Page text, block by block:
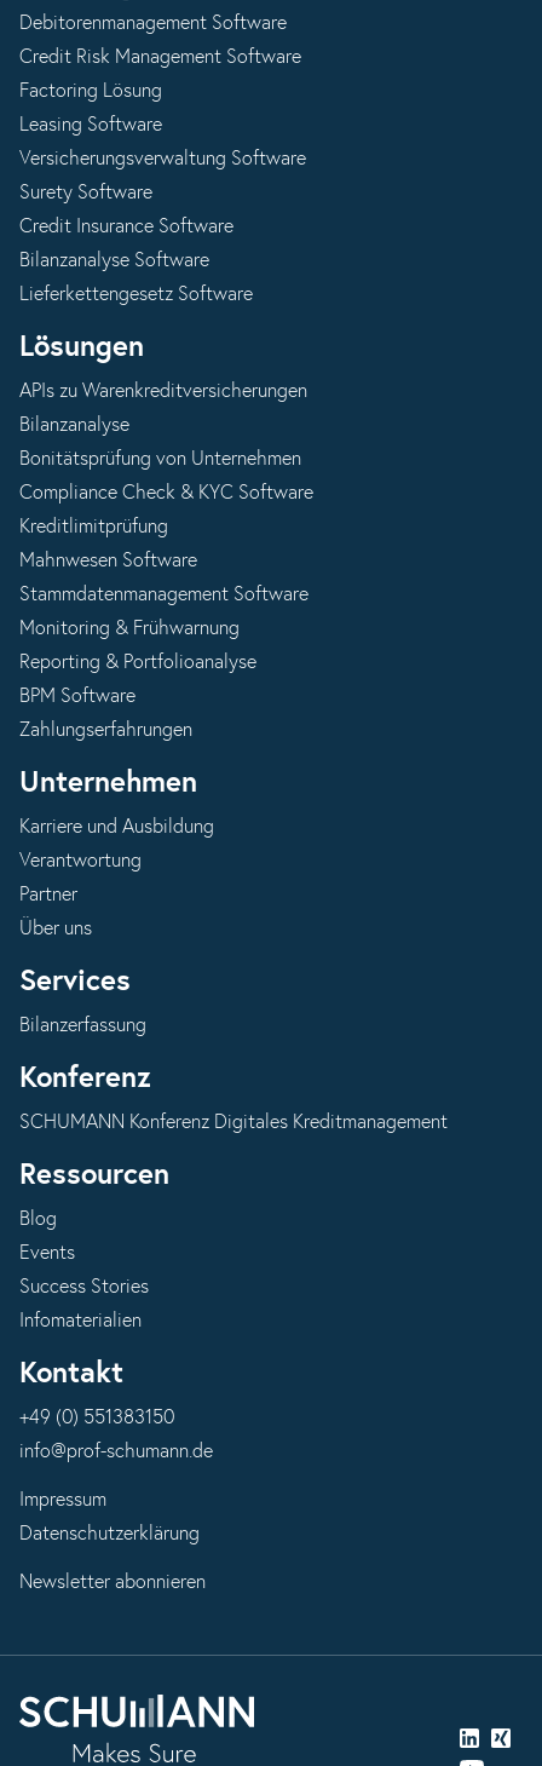
Debitorenmanagement Software
Credit Risk Management Software
Factoring Lösung
Leasing Software
Versicherungsverwaltung Software
Surety Software
Credit Insurance Software
Bilanzanalyse Software
Lieferkettengesetz Software
Lösungen
APIs zu Warenkreditversicherungen
Bilanzanalyse
Bonitätsprüfung von Unternehmen
Compliance Check & KYC Software
Kreditlimitprüfung
Mahnwesen Software
Stammdatenmanagement Software
Monitoring & Frühwarnung
Reporting & Portfolioanalyse
BPM Software
Zahlungserfahrungen
Unternehmen
Karriere und Ausbildung
Verantwortung
Partner
Über uns
Services
Bilanzerfassung
Konferenz
SCHUMANN Konferenz Digitales Kreditmanagement
Ressourcen
Blog
Events
Success Stories
Infomaterialien
Kontakt
+49 (0) 551383150
info@prof-schumann.de
Impressum
Datenschutzerklärung
Newsletter abonnieren
LinkedIn
Xing